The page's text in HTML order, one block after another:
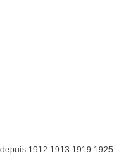
1912 1913 1919 1925